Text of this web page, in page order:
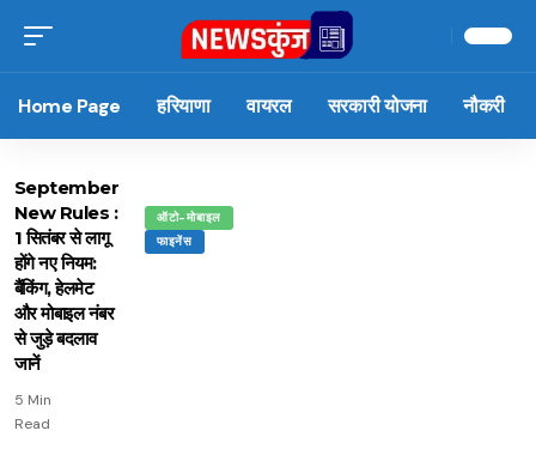
Home Page हरियाणा वायरल सरकारी योजना नौकरी
ऑटो-मोबाइल
फाइनेंस
September
New Rules :
1 सितंबर से लागू
होंगे नए नियम:
बैंकिंग, हेलमेट
और मोबाइल नंबर
से जुड़े बदलाव
जानें
5 Min
Read